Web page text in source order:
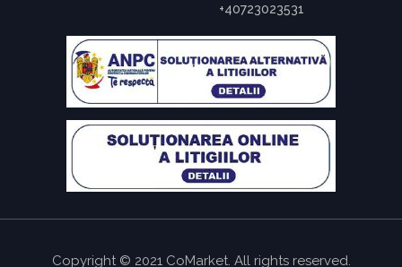
+40723023531
Copyright © 2021 CoMarket. All rights reserved.